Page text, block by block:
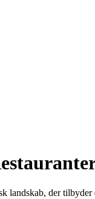
landskab, der